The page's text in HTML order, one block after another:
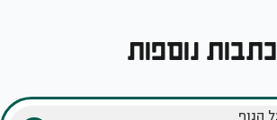
כתבות נוספות